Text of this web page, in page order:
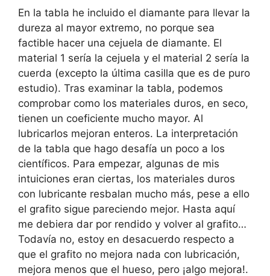
En la tabla he incluido el diamante para llevar la
dureza al mayor extremo, no porque sea
factible hacer una cejuela de diamante. El
material 1 sería la cejuela y el material 2 sería la
cuerda (excepto la última casilla que es de puro
estudio). Tras examinar la tabla, podemos
comprobar como los materiales duros, en seco,
tienen un coeficiente mucho mayor. Al
lubricarlos mejoran enteros. La interpretación
de la tabla que hago desafía un poco a los
científicos. Para empezar, algunas de mis
intuiciones eran ciertas, los materiales duros
con lubricante resbalan mucho más, pese a ello
el grafito sigue pareciendo mejor. Hasta aquí
me debiera dar por rendido y volver al grafito…
Todavía no, estoy en desacuerdo respecto a
que el grafito no mejora nada con lubricación,
mejora menos que el hueso, pero ¡algo mejora!.